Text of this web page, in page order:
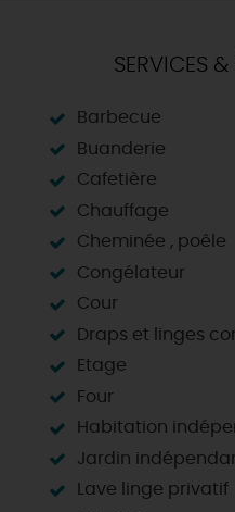
SERVICES &
Barbecue
Buanderie
Cafetière
Chauffage
Cheminée , poêle
Congélateur
Cour
Draps et linges
Etage
Four
Habitation
Jardin
Lave linge privatif